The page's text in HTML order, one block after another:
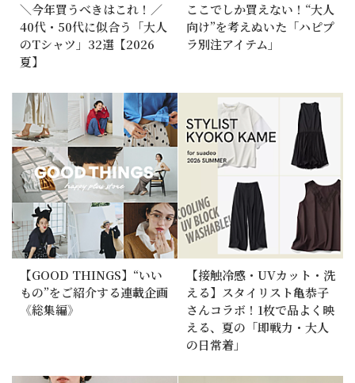
＼今年買うべきはこれ！／
40代・50代に似合う「大人
のTシャツ」32選【2026
夏】
ここでしか買えない！“大人
向け”を考えぬいた「ハピプ
ラ別注アイテム」
【GOOD THINGS】“いい
もの”をご紹介する連載企画
《総集編》
【接触冷感・UVカット・洗
える】スタイリスト亀恭子
さんコラボ！1枚で品よく映
える、夏の「即戦力・大人
の日常着」